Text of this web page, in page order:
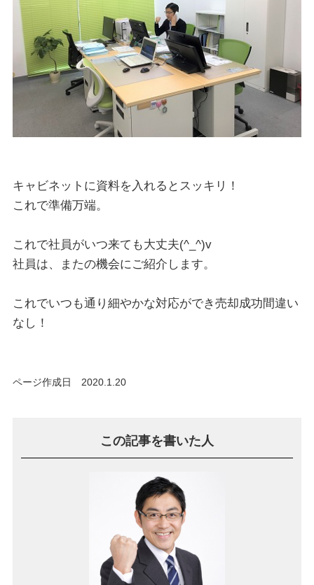
キャビネットに資料を入れるとスッキリ！
これで準備万端。
これで社員がいつ来ても大丈夫(^_^)v
社員は、またの機会にご紹介します。
これでいつも通り細やかな対応ができ売却成功間違い
なし！
ページ作成日 2020.1.20
この記事を書いた人